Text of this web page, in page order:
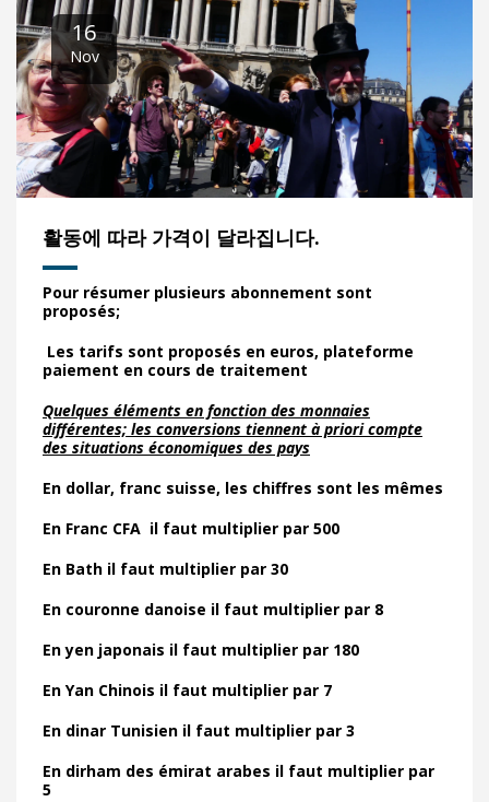
16
Nov
활동에 따라 가격이 달라집니다.
Pour résumer plusieurs abonnement sont
proposés;
Les tarifs sont proposés en euros, plateforme
paiement en cours de traitement
Quelques éléments en fonction des monnaies
différentes; les conversions tiennent à priori compte
des situations économiques des pays
En dollar, franc suisse, les chiffres sont les mêmes
En Franc CFA il faut multiplier par 500
En Bath il faut multiplier par 30
En couronne danoise il faut multiplier par 8
En yen japonais il faut multiplier par 180
En Yan Chinois il faut multiplier par 7
En dinar Tunisien il faut multiplier par 3
En dirham des émirat arabes il faut multiplier par
5